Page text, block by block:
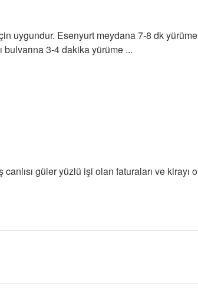
uygundur. Esenyurt meydana 7-8 dk
3-4 dakika yürüme ...
güler yüzlü işi olan faturaları ve kirayı